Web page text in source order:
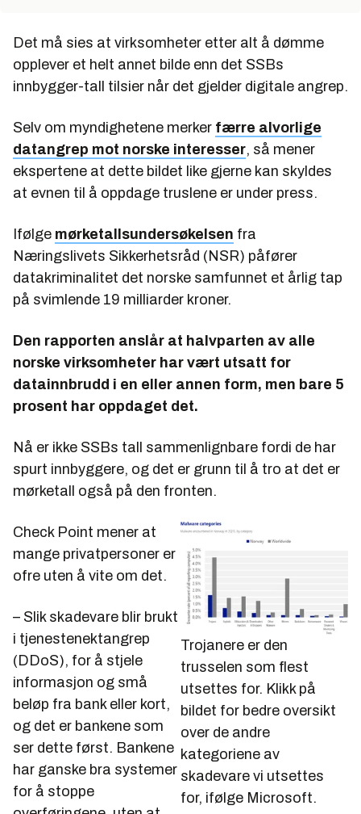
Det må sies at virksomheter etter alt å dømme
opplever et helt annet bilde enn det SSBs
innbygger-tall tilsier når det gjelder digitale angrep.
Selv om myndighetene merker færre alvorlige
datangrep mot norske interesser, så mener
ekspertene at dette bildet like gjerne kan skyldes
at evnen til å oppdage truslene er under press.
Ifølge mørketallsundersøkelsen fra
Næringslivets Sikkerhetsråd (NSR) påfører
datakriminalitet det norske samfunnet et årlig tap
på svimlende 19 milliarder kroner.
Den rapporten anslår at halvparten av alle
norske virksomheter har vært utsatt for
datainnbrudd i en eller annen form, men bare 5
prosent har oppdaget det.
Nå er ikke SSBs tall sammenlignbare fordi de har
spurt innbyggere, og det er grunn til å tro at det er
mørketall også på den fronten.
Trojanere er den
trusselen som flest
utsettes for. Klikk på
bildet for bedre oversikt
over de andre
kategoriene av
skadevare vi utsettes
for, ifølge Microsoft.
Check Point mener at
mange privatpersoner er
ofre uten å vite om det.
– Slik skadevare blir brukt
i tjenestenektangrep
(DDoS), for å stjele
informasjon og små
beløp fra bank eller kort,
og det er bankene som
ser dette først. Bankene
har ganske bra systemer
for å stoppe